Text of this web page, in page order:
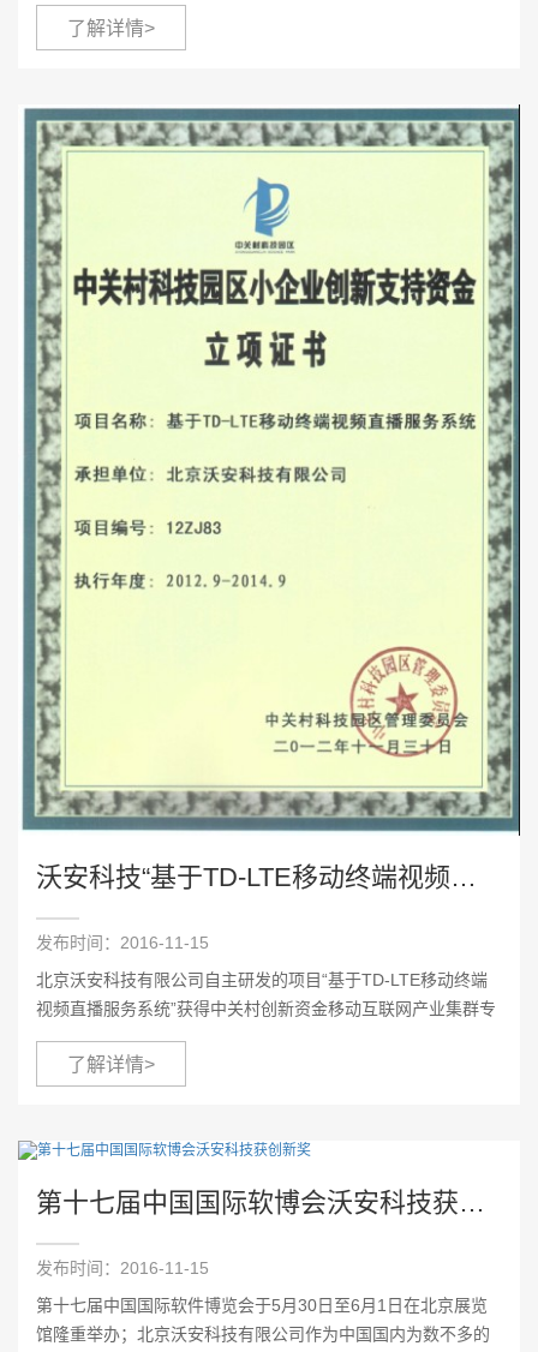
了解详情>
沃安科技“基于TD-LTE移动终端视频直播服务系统”获得中关村创新资金移动互联网产业集群专项立项
发布时间：2016-11-15
北京沃安科技有限公司自主研发的项目“基于TD-LTE移动终端
视频直播服务系统”获得中关村创新资金移动互联网产业集群专
项立项。
了解详情>
第十七届中国国际软博会沃安科技获创新奖
发布时间：2016-11-15
第十七届中国国际软件博览会于5月30日至6月1日在北京展览
馆隆重举办；北京沃安科技有限公司作为中国国内为数不多的